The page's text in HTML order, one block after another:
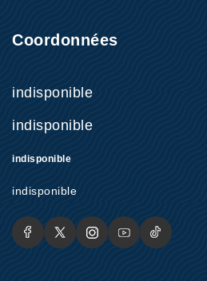
Coordonnées
indisponible
indisponible
indisponible
indisponible